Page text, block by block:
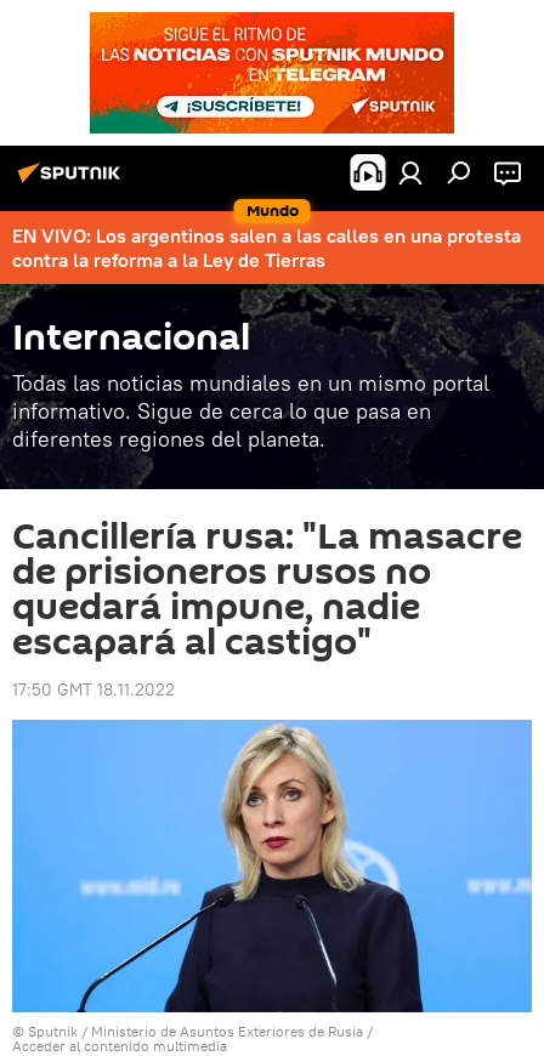
Mundo
EN VIVO: Los argentinos salen a las calles en una protesta
contra la reforma a la Ley de Tierras
Internacional
Todas las noticias mundiales en un mismo portal
informativo. Sigue de cerca lo que pasa en
diferentes regiones del planeta.
Cancillería rusa: "La masacre
de prisioneros rusos no
quedará impune, nadie
escapará al castigo"
17:50 GMT 18.11.2022
© Sputnik / Ministerio de Asuntos Exteriores de Rusia /
Acceder al contenido multimedia